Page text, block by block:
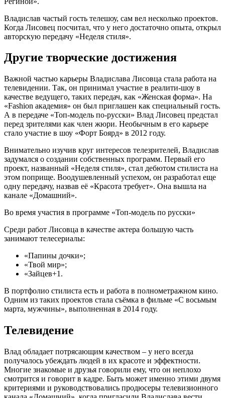
Владислав частый гость телешоу, сам вел несколько проектов.
Когда Лисовец посчитал, что у него достаточно опыта, открыл
авторскую передачу «Неделя стиля».
Другие творческие достижения
Важной частью карьеры Владислава Лисовца стала работа на
телевидении. Так, он принимал участие в реалити-шоу в
качестве ведущего, таких передач, как «Женская форма». На
«Fashion академия» он был приглашен как специальный гость.
А в передаче «Топ-модель по-русски» Влад Лисовец предстал
перед зрителями как член жюри. Необычным в его карьере
стало участие в шоу «Форт Боярд» в 2012 году.
Внимательно изучив круг интересов телезрителей, Владислав
задумался о создании собственных программ. Первый его
проект, названный «Неделя стиля», стал дебютом стилиста на
этом поприще. Воодушевленный успехом, он разработал еще
одну передачу, назвав её «Красота требует». Она вышла на
канале «Домашний».
Во время участия в программе «Топ-модель по русски»
Среди работ Лисовца в качестве актера большую часть
занимают телесериалы:
«Папины дочки»;
«Твой мир»;
«Зайцев+1.
В портфолио стилиста есть и работа в полнометражном кино.
Одним из таких проектов стала съёмка в фильме «С восьмым
марта, мужчины», выполненная в 2014 году.
Телевидение
Влад обладает потрясающим качеством – у него всегда
получалось убеждать людей в их красоте и эффектности.
Многие знакомые и друзья говорили ему, что он неплохо
смотрится и говорит в кадре. Быть может именно этими двумя
критериями и руководствовались продюсеры телевизионного